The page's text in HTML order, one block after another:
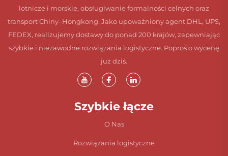
lotnicze i morskie, obsługiwanie formalności celnych oraz
transport Chiny–Hongkong. Jako upoważniony agent DHL, UPS,
FEDEX, realizujemy dostawy do ponad 200 krajów, zapewniając
szybkie i niezawodne rozwiązania logistyczne. Poproś o wycenę
już dziś.
Szybkie łącze
O Nas
Rozwiązania logistyczne